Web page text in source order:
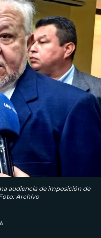
audiencia de imposición de
Archivo